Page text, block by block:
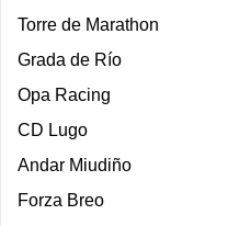
Torre de Marathon
Grada de Río
Opa Racing
CD Lugo
Andar Miudiño
Forza Breo